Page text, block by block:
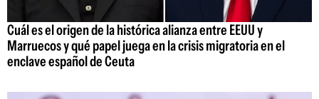
Cuál es el origen de la histórica alianza entre EEUU y
Marruecos y qué papel juega en la crisis migratoria en el
enclave español de Ceuta